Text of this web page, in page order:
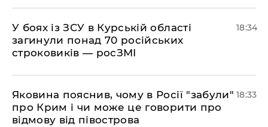
​У боях із ЗСУ в Курській області
загинули понад 70 російських
строковиків — росЗМІ
18:34
​Яковина пояснив, чому в Росії "забули"
про Крим і чи може це говорити про
відмову від півострова
18:33